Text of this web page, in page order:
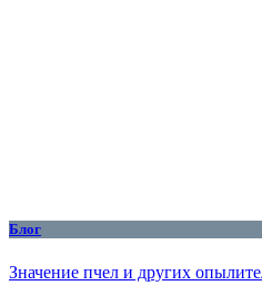
Блог
Значение пчел и других